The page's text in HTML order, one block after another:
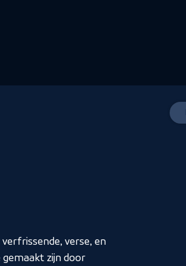
Norel
verse, en
gemaakt zijn door